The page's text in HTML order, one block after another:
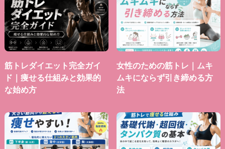
筋トレダイエット完全ガイ
ド｜痩せる仕組みと効果的
な始め方
女性のための筋トレ｜ムキ
ムキにならず引き締める方
法